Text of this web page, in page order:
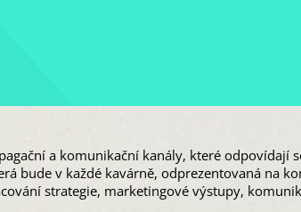
a komunikační kanály, které odpovídají
bude v každé kavárně, odprezentovaná na
strategie, marketingové výstupy,